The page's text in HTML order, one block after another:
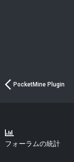
PocketMine Plugin
フォーラムの統計